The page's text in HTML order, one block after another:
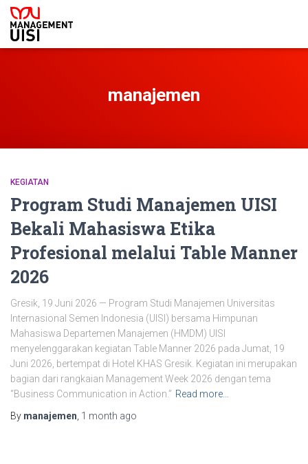
manajemen
KEGIATAN
Program Studi Manajemen UISI
Bekali Mahasiswa Etika
Profesional melalui Table Manner
2026
Gresik, 19 Juni 2026 — Program Studi Manajemen Universitas
Internasional Semen Indonesia (UISI) bersama Himpunan
Mahasiswa Departemen Manajemen (HMDM) UISI
menyelenggarakan kegiatan Table Manner 2026 pada Jumat, 19
Juni 2026, bertempat di Hotel KHAS Gresik. Kegiatan ini merupakan
bagian dari rangkaian Management Week 2026 dengan tema
“Business Communication in Action.” Read more…
By manajemen 1 month ago